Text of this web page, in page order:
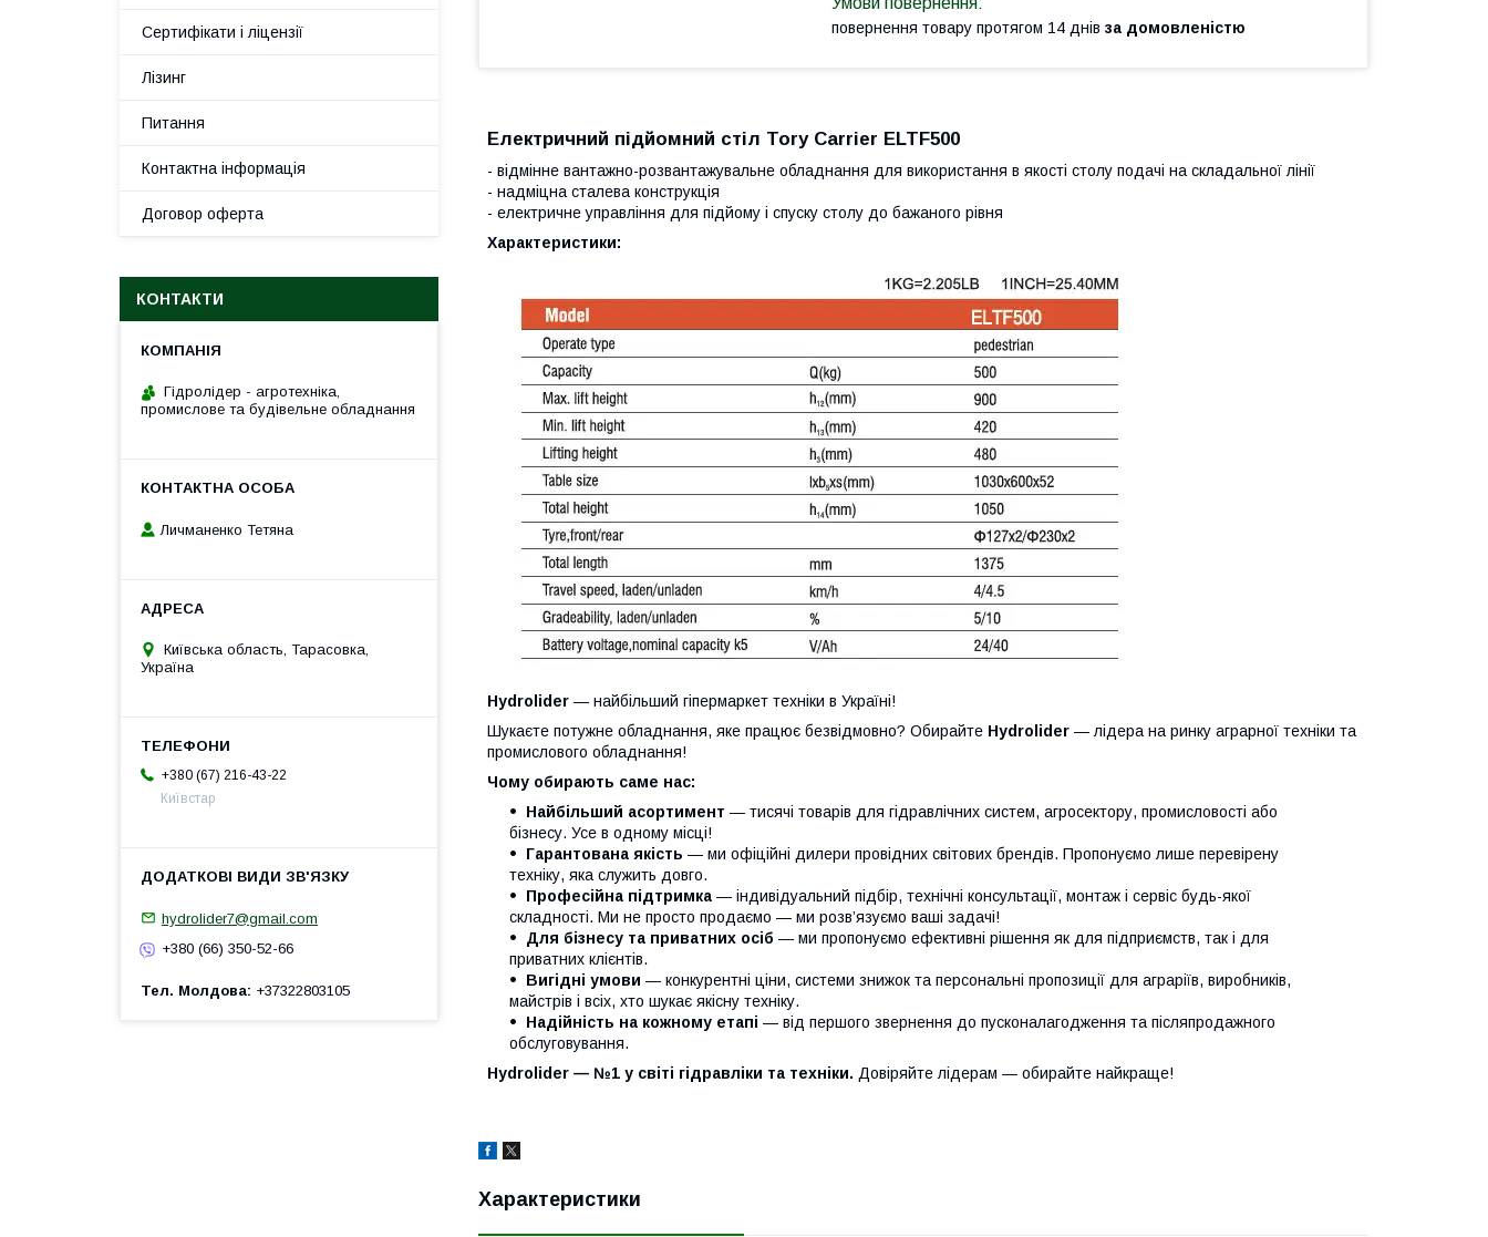
повернення товару протягом 14 днів за домовленістю
Електричний підйомний стіл Tory Carrier ELTF500
- відмінне вантажно-розвантажувальне обладнання для використання в якості столу подачі на складальної лінії
- надміцна сталева конструкція
- електричне управління для підйому і спуску столу до бажаного рівня
Характеристики:
Hydrolider — найбільший гіпермаркет техніки в Україні!
Шукаєте потужне обладнання, яке працює безвідмовно? Обирайте Hydrolider — лідера на ринку аграрної техніки та
промислового обладнання!
Чому обирають саме нас:
Найбільший асортимент — тисячі товарів для гідравлічних систем, агросектору, промисловості або
бізнесу. Усе в одному місці!
Гарантована якість — ми офіційні дилери провідних світових брендів. Пропонуємо лише перевірену
техніку, яка служить довго.
Професійна підтримка — індивідуальний підбір, технічні консультації, монтаж і сервіс будь-якої
складності. Ми не просто продаємо — ми розв’язуємо ваші задачі!
Для бізнесу та приватних осіб — ми пропонуємо ефективні рішення як для підприємств, так і для
приватних клієнтів.
Вигідні умови — конкурентні ціни, системи знижок та персональні пропозиції для аграріїв, виробників,
майстрів і всіх, хто шукає якісну техніку.
Надійність на кожному етапі — від першого звернення до пусконалагодження та післяпродажного
обслуговування.
Hydrolider — №1 у світі гідравліки та техніки. Довіряйте лідерам — обирайте найкраще!
Характеристики
Сертифікати і ліцензії
Лізинг
Питання
Контактна інформація
Договор оферта
КОНТАКТИ
Гідролідер - агротехніка,
промислове та будівельне обладнання
Личманенко Тетяна
Київська область, Тарасовка,
Україна
+380 (67) 216-43-22
Київстар
hydrolider7@gmail.com
+380 (66) 350-52-66
Тел. Молдова +37322803105